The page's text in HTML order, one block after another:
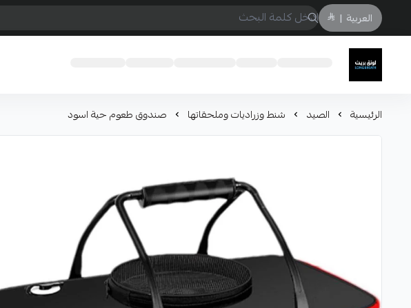
العربية |
لونق بريث
الرئيسية الصيد شنط وزراديات وملحقاتها صندوق طعوم حية اسود